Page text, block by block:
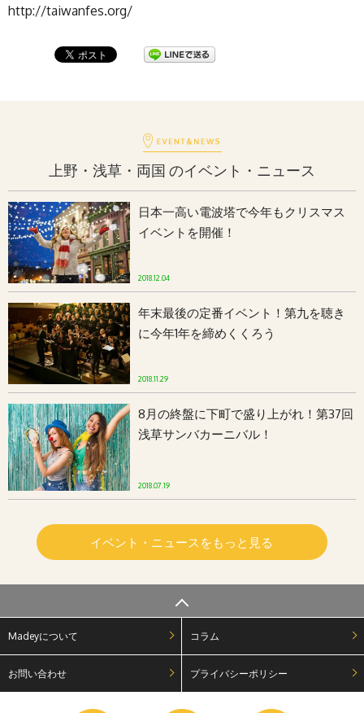
http://taiwanfes.org/
上野・浅草・両国 のイベント・ニュース
日本一高い電波塔で今年もクリスマス
イベントを開催！
2018.12.04
年末最後の定番イベント！第九を聴き
に今年1年を締めくくろう
2018.11.29
8月の終盤に下町で盛り上がれ！第37回
浅草サンバカーニバル！
2018.07.19
イベント・ニュースをもっと見る
Madeyについて コラム
お問い合わせ プライバシーポリシー